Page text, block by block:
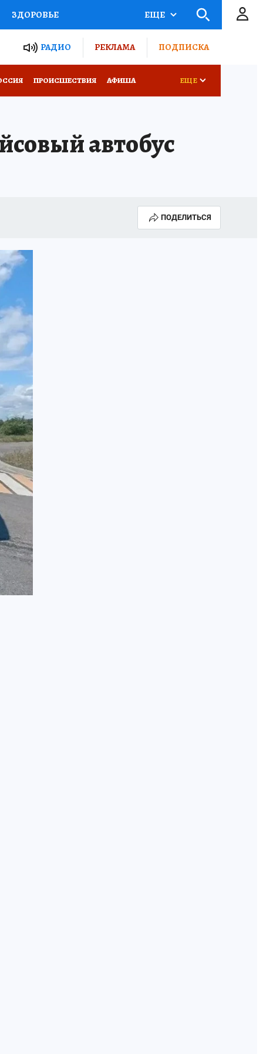
ЗДОРОВЬЕ
РОССИИ
ПОТРЕБИТЕЛЯ
ЕЩЕ
РАДИО РЕКЛАМА ПОДПИСКА
ПРОИСШЕСТВИЯ АФИША ЕЩЕ
автобус
ПОДЕЛИТЬСЯ